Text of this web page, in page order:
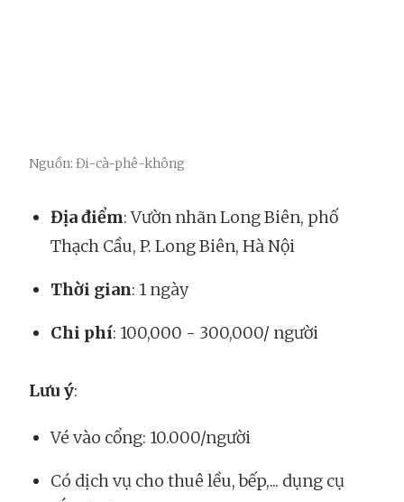
Nguồn: Đi-cà-phê-không
Địa điểm: Vườn nhãn Long Biên, phố
Thạch Cầu, P. Long Biên, Hà Nội
Thời gian: 1 ngày
Chi phí: 100,000 - 300,000/ người
Lưu ý:
Vé vào cổng: 10.000/người
Có dịch vụ cho thuê lều, bếp,... dụng cụ